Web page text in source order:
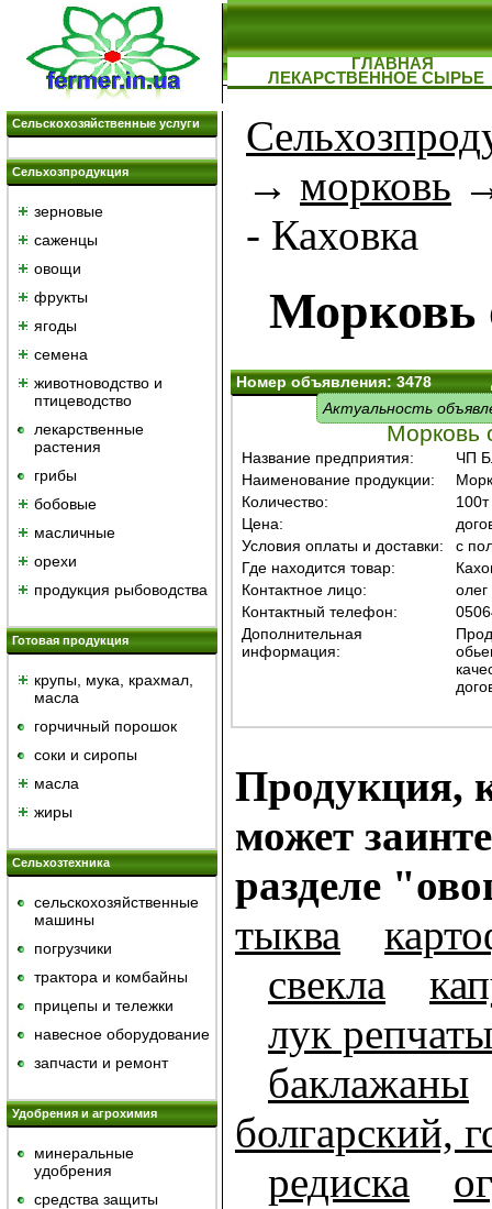
ГЛАВНАЯ
ЛЕКАРСТВЕННОЕ СЫРЬЕ
Сельскохозяйственные услуги
Сельхозпродукция
зерновые
саженцы
овощи
фрукты
ягоды
семена
животноводство и
птицеводство
лекарственные
растения
грибы
бобовые
масличные
орехи
продукция рыбоводства
Готовая продукция
крупы, мука, крахмал,
масла
горчичный порошок
cоки и сиропы
масла
жиры
Сельхозтехника
сельскохозяйственные
машины
погрузчики
трактора и комбайны
прицепы и тележки
навесное оборудование
запчасти и ремонт
Удобрения и агрохимия
минеральные
удобрения
средства защиты
→ морковь
- Каховка
Морковь
Номер объявления: 3478
Актуальность
Морковь
Название предприятия:
ЧП
Наименование продукции:
Количество:
100т
Цена:
Условия оплаты и доставки:
с
Где находится товар:
Контактное лицо:
олег
Контактный телефон:
Дополнительная
информация:
Продукция,
может
разделе
тыква
свекла
лук
баклажаны
болгарский,
редиска